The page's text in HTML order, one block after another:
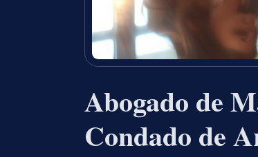
Abogado de
Condado de